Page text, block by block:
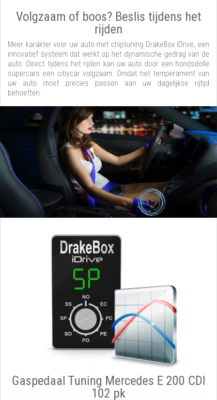
Volgzaam of boos? Beslis tijdens het
rijden
Meer karakter voor uw auto met chiptuning DrakeBox iDrive, een
innovatief systeem dat werkt op het dynamische gedrag van de
auto. Direct tijdens het rijden kan uw auto door een hondsdolle
supercars een citiycar volgzaam. Omdat het temperament van
uw auto moet precies passen aan uw dagelijkse rijtijd
behoeften.
Gaspedaal Tuning Mercedes E 200 CDI
102 pk